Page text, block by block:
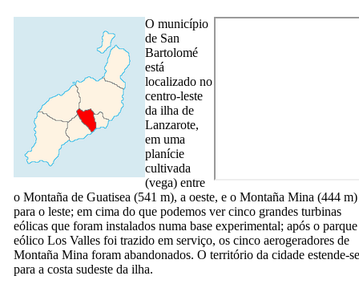
O município
de San
Bartolomé
está
localizado no
centro-leste
da ilha de
Lanzarote,
em uma
planície
cultivada
(vega) entre
o Montaña de Guatisea (541 m), a oeste, e o Montaña Mina (444 m)
para o leste; em cima do que podemos ver cinco grandes turbinas
eólicas que foram instalados numa base experimental; após o parque
eólico Los Valles foi trazido em serviço, os cinco aerogeradores de
Montaña Mina foram abandonados. O território da cidade estende-se
para a costa sudeste da ilha.